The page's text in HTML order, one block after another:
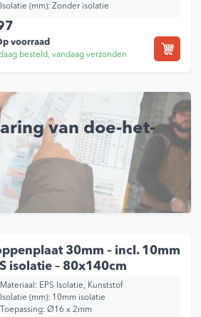
Isolatie (mm): Zonder isolatie
voorraad
besteld, vandaag verzonden
van doe-het-
30mm – incl. 10mm
isolatie – 80x140cm
Materiaal: EPS Isolatie, Kunststof
Isolatie (mm): 10mm isolatie
Toepassing: Ø16 x 2mm